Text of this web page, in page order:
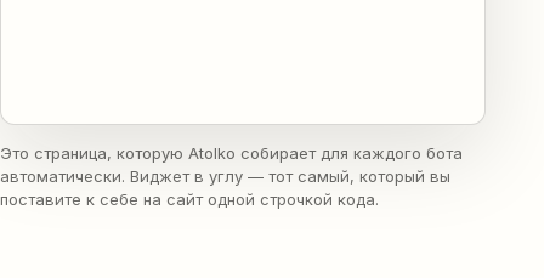
Это страница, которую Atolko собирает для каждого бота
автоматически. Виджет в углу — тот самый, который вы
поставите к себе на сайт одной строчкой кода.